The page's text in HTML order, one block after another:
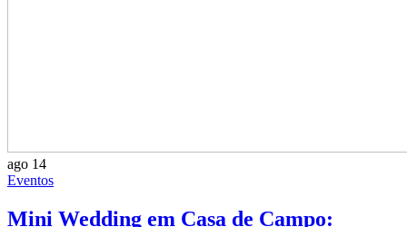
ago 14
Eventos
Mini Wedding em Casa de Campo: